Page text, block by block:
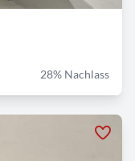
28% Nachlass